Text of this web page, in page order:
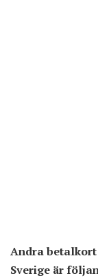
Andra
Sverige är